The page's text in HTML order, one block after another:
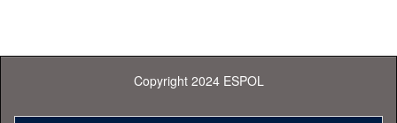
Copyright 2024 ESPOL